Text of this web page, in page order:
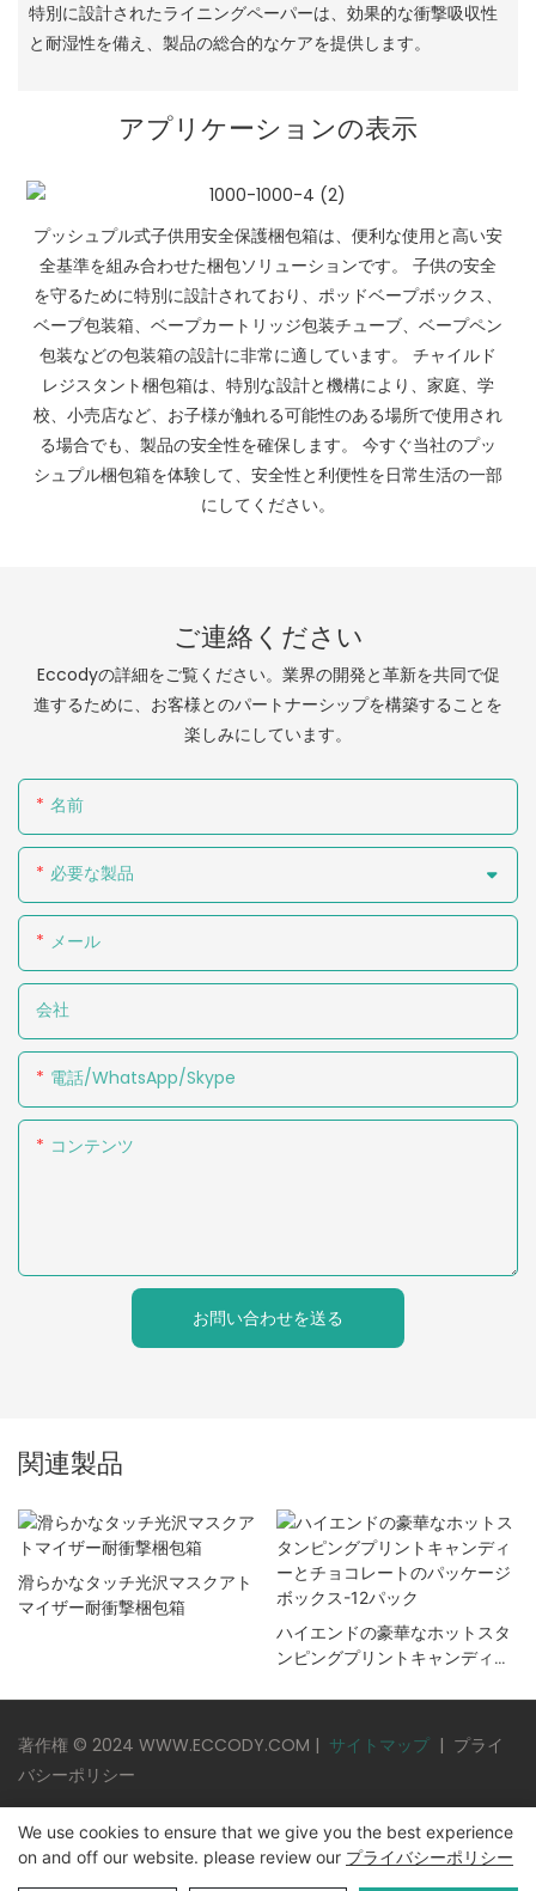
特別に設計されたライニングペーパーは、効果的な衝撃吸収性
と耐湿性を備え、製品の総合的なケアを提供します。
アプリケーションの表示
プッシュプル式子供用安全保護梱包箱は、便利な使用と高い安
全基準を組み合わせた梱包ソリューションです。 子供の安全
を守るために特別に設計されており、ポッドベープボックス、
ベープ包装箱、ベープカートリッジ包装チューブ、ベープペン
包装などの包装箱の設計に非常に適しています。 チャイルド
レジスタント梱包箱は、特別な設計と機構により、家庭、学
校、小売店など、お子様が触れる可能性のある場所で使用され
る場合でも、製品の安全性を確保します。 今すぐ当社のプッ
シュプル梱包箱を体験して、安全性と利便性を日常生活の一部
にしてください。
ご連絡ください
Eccodyの詳細をご覧ください。業界の開発と革新を共同で促
進するために、お客様とのパートナーシップを構築することを
楽しみにしています。
名前
必要な製品
メール
会社
電話/WhatsApp/Skype
コンテンツ
お問い合わせを送る
関連製品
滑らかなタッチ光沢マスクアト
マイザー耐衝撃梱包箱
ハイエンドの豪華なホットスタ
ンピングプリントキャンディー
著作権 © 2024 WWW.ECCODY.COM | サイトマップ | プライ
バシーポリシー
We use cookies to ensure that we give you the best experience
on and off our website. please review our プライバシーポリシー